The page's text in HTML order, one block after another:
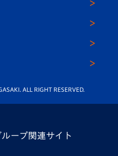
ALL RIGHT RESERVED.
ープ関連サイト